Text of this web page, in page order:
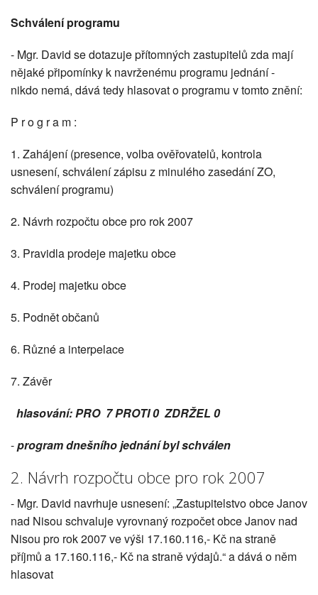
Schválení programu
- Mgr. David se dotazuje přítomných zastupitelů zda mají
nějaké připomínky k navrženému programu jednání -
nikdo nemá, dává tedy hlasovat o programu v tomto znění:
P r o g r a m :
1. Zahájení (presence, volba ověřovatelů, kontrola
usnesení, schválení zápisu z minulého zasedání ZO,
schválení programu)
2. Návrh rozpočtu obce pro rok 2007
3. Pravidla prodeje majetku obce
4. Prodej majetku obce
5. Podnět občanů
6. Různé a interpelace
7. Závěr
hlasování: PRO 7 PROTI 0 ZDRŽEL 0
-program dnešního jednání byl schválen
2. Návrh rozpočtu obce pro rok 2007
- Mgr. David navrhuje usnesení: „Zastupitelstvo obce Janov
nad Nisou schvaluje vyrovnaný rozpočet obce Janov nad
Nisou pro rok 2007 ve výši 17.160.116,- Kč na straně
příjmů a 17.160.116,- Kč na straně výdajů.“ a dává o něm
hlasovat